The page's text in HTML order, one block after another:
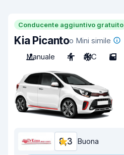
Conducente aggiuntivo gratuito
Kia Picantoo Mini simile
Manuale
4 A/C 5
8,3 Buona